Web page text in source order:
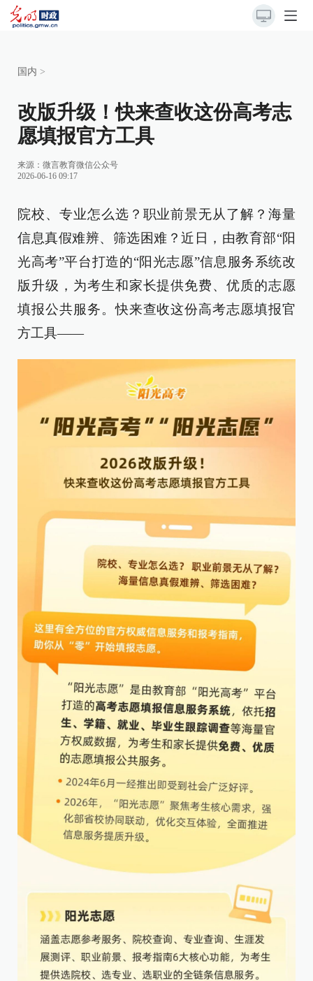
国内 >
改版升级！快来查收这份高考志
愿填报官方工具
来源： 微言教育微信公众号
2026-06-16 09:17
院校、专业怎么选？职业前景无从了解？海量
信息真假难辨、筛选困难？近日，由教育部“阳
光高考”平台打造的“阳光志愿”信息服务系统改
版升级，为考生和家长提供免费、优质的志愿
填报公共服务。快来查收这份高考志愿填报官
方工具——